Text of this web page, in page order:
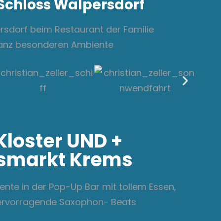
Walpersdorf
beim Restaurant der Familie
besonderen Ambiente
UND +
Krems
in der Pop-Up Bar mit tollem Essen,
Saxophon- Beats